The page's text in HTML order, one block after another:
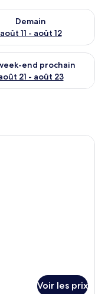
- août 11
Demain
août 11 - août 12
disponibilité pour
14 - août 16
end prochain
21 - août 23
disponibilité pour
DE LUXE, dotée
Voir les prix